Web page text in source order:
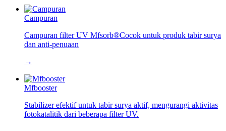
Campuran
Campuran filter UV Mfsorb®Cocok untuk produk tabir surya
dan anti-penuaan
→
Mfbooster
Stabilizer efektif untuk tabir surya aktif, mengurangi aktivitas
fotokatalitik dari beberapa filter UV.